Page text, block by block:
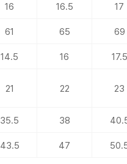
16 16.5 17
61 65 69
14.5 16 17.5
21 22 23
35.5 38
43.5 47